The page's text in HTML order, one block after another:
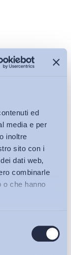
ed
media e per
inoltre
sito con i
dati web,
combinarle
o che hanno